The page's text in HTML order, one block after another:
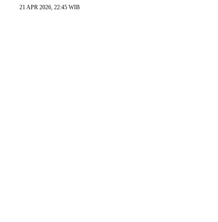
21 APR 2026, 22:45 WIB